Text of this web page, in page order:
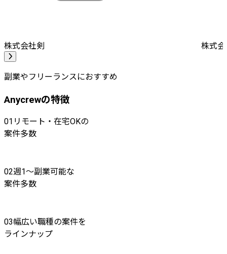
株式会社剣 株式会
副業やフリーランスにおすすめ
Anycrewの特徴
01 リモート・在宅OKの
案件多数
02週1〜副業可能な
案件多数
03幅広い職種の案件を
ラインナップ